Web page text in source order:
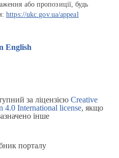
або пропозиції, будь
https://ukc.gov.ua/appeal
English
за ліцензією Creative
4.0 International license, якщо
інше
порталу